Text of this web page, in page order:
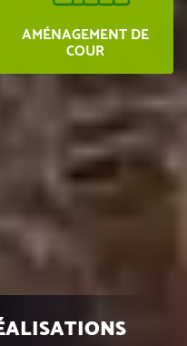
AMÉNAGEMENT DE
COUR